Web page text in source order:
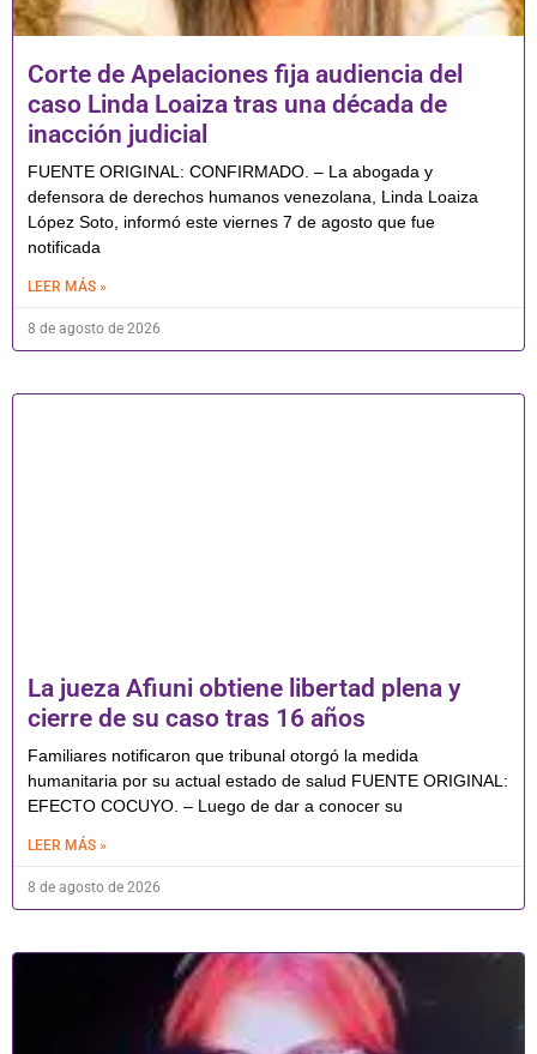
Corte de Apelaciones fija audiencia del
caso Linda Loaiza tras una década de
inacción judicial
FUENTE ORIGINAL: CONFIRMADO. – La abogada y
defensora de derechos humanos venezolana, Linda Loaiza
López Soto, informó este viernes 7 de agosto que fue
notificada
LEER MÁS »
8 de agosto de 2026
La jueza Afiuni obtiene libertad plena y
cierre de su caso tras 16 años
Familiares notificaron que tribunal otorgó la medida
humanitaria por su actual estado de salud FUENTE ORIGINAL:
EFECTO COCUYO. – Luego de dar a conocer su
LEER MÁS »
8 de agosto de 2026